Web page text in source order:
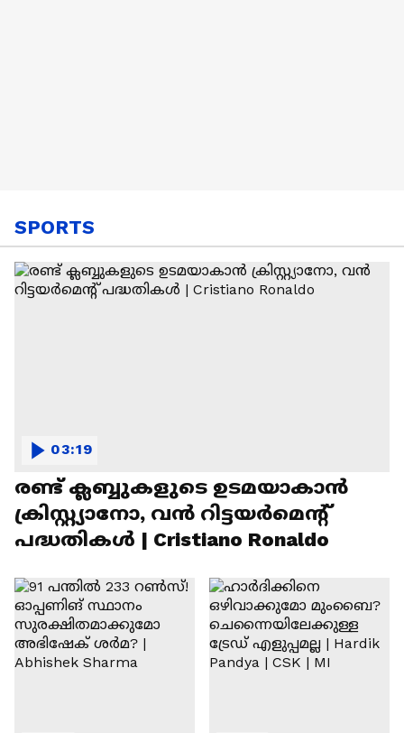
SPORTS
രണ്ട്‌ ക്ലബ്ബുകളുടെ ഉടമയാകാന്‍
ക്രിസ്റ്റ്യാനോ, വന്‍ റിട്ടയര്‍മെന്റ്‌
പദ്ധതികള്‍ | Cristiano Ronaldo
03:19